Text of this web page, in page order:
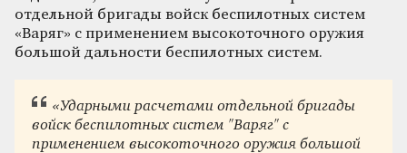
отдельной бригады войск беспилотных систем
«Варяг» с применением высокоточного оружия
большой дальности беспилотных систем.
«Ударными расчетами отдельной бригады
войск беспилотных систем "Варяг" с
применением высокоточного оружия большой